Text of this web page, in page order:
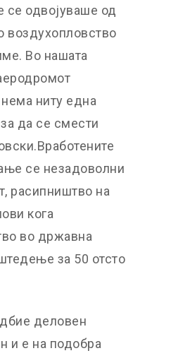
се одвојуваше од
воздухопловство
Во нашата
ниту една
да се смести
се незадоволни
расипништво на
кога
во државна
за 50 отсто
деловен
и е на подобра